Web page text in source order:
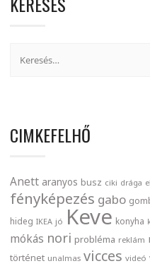
CIMKEFELHŐ
Anett aranyos busz ciki drága
fényképezés gabo
hideg IKEA jó Keve konyha
mókás nori probléma reklám
történet unalmas vicces videó